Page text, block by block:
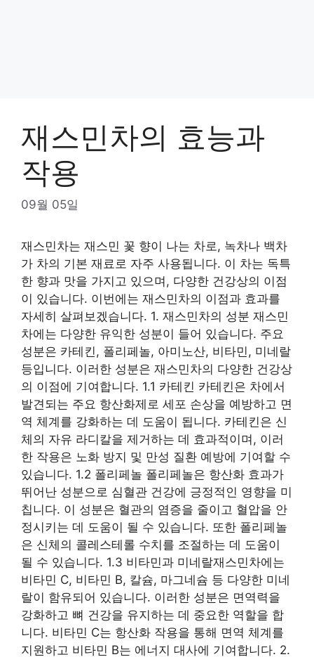
재스민차의 효능과
작용
09월 05일
재스민차는 재스민 꽃 향이 나는 차로, 녹차나 백차
가 차의 기본 재료로 자주 사용됩니다. 이 차는 독특
한 향과 맛을 가지고 있으며, 다양한 건강상의 이점
이 있습니다. 이번에는 재스민차의 이점과 효과를
자세히 살펴보겠습니다. 1. 재스민차의 성분 재스민
차에는 다양한 유익한 성분이 들어 있습니다. 주요
성분은 카테킨, 폴리페놀, 아미노산, 비타민, 미네랄
등입니다. 이러한 성분은 재스민차의 다양한 건강상
의 이점에 기여합니다. 1.1 카테킨 카테킨은 차에서
발견되는 주요 항산화제로 세포 손상을 예방하고 면
역 체계를 강화하는 데 도움이 됩니다. 카테킨은 신
체의 자유 라디칼을 제거하는 데 효과적이며, 이러
한 작용은 노화 방지 및 만성 질환 예방에 기여할 수
있습니다. 1.2 폴리페놀 폴리페놀은 항산화 효과가
뛰어난 성분으로 심혈관 건강에 긍정적인 영향을 미
칩니다. 이 성분은 혈관의 염증을 줄이고 혈압을 안
정시키는 데 도움이 될 수 있습니다. 또한 폴리페놀
은 신체의 콜레스테롤 수치를 조절하는 데 도움이
될 수 있습니다. 1.3 비타민과 미네랄재스민차에는
비타민 C, 비타민 B, 칼슘, 마그네슘 등 다양한 미네
랄이 함유되어 있습니다. 이러한 성분은 면역력을
강화하고 뼈 건강을 유지하는 데 중요한 역할을 합
니다. 비타민 C는 항산화 작용을 통해 면역 체계를
지원하고 비타민 B는 에너지 대사에 기여합니다. 2.